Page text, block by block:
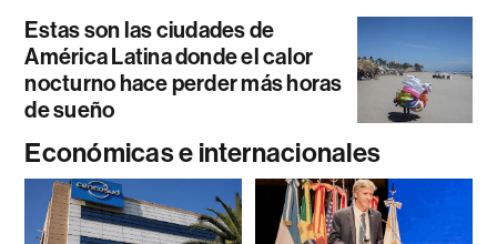
Estas son las ciudades de
América Latina donde el calor
nocturno hace perder más horas
de sueño
Económicas e internacionales